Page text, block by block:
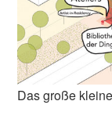
Das große